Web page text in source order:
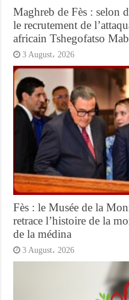
Maghreb de Fès : selon
le recrutement de
africain Tshegofatso
3 August، 2026
Fès : le Musée de la
retrace l’histoire de la
de la médina
3 August، 2026